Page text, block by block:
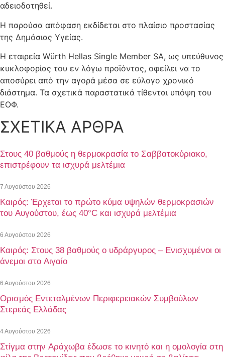
αδειοδοτηθεί.
Η παρούσα απόφαση εκδίδεται στο πλαίσιο προστασίας
της Δημόσιας Υγείας.
Η εταιρεία Würth Hellas Single Member SA, ως υπεύθυνος
κυκλοφορίας του εν λόγω προϊόντος, οφείλει να το
αποσύρει από την αγορά μέσα σε εύλογο χρονικό
διάστημα. Τα σχετικά παραστατικά τίθενται υπόψη του
ΕΟΦ.
ΣΧΕΤΙΚΑ ΑΡΘΡΑ
Στους 40 βαθμούς η θερμοκρασία το Σαββατοκύριακο,
επιστρέφουν τα ισχυρά μελτέμια
7 Αυγούστου 2026
Καιρός: Έρχεται το πρώτο κύμα υψηλών θερμοκρασιών
του Αυγούστου, έως 40°C και ισχυρά μελτέμια
6 Αυγούστου 2026
Καιρός: Στους 38 βαθμούς ο υδράργυρος – Ενισχυμένοι οι
άνεμοι στο Αιγαίο
6 Αυγούστου 2026
Ορισμός Εντεταλμένων Περιφερειακών Συμβούλων
Στερεάς Ελλάδας
4 Αυγούστου 2026
Στίγμα στην Αράχωβα έδωσε το κινητό και η ομολογία στη